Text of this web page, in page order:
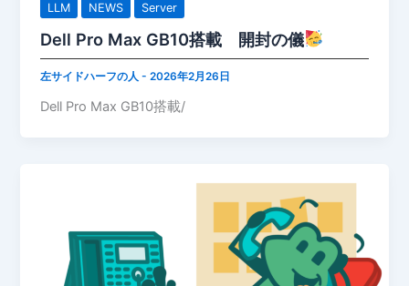
LLM NEWS Server
Dell Pro Max GB10搭載 開封の儀
左サイドハーフの人-2026年2月26日
Dell Pro Max GB10搭載/